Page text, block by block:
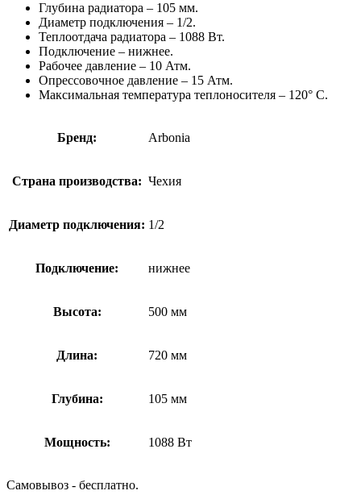
Глубина радиатора – 105 мм.
Диаметр подключения – 1/2.
Теплоотдача радиатора – 1088 Вт.
Подключение – нижнее.
Рабочее давление – 10 Атм.
Опрессовочное давление – 15 Атм.
Максимальная температура теплоносителя – 120° C.
Бренд: Arbonia
Страна производства: Чехия
Диаметр подключения: 1/2
Подключение: нижнее
Высота: 500 мм
Длина: 720 мм
Глубина: 105 мм
Мощность: 1088 Вт
Самовывоз - бесплатно.